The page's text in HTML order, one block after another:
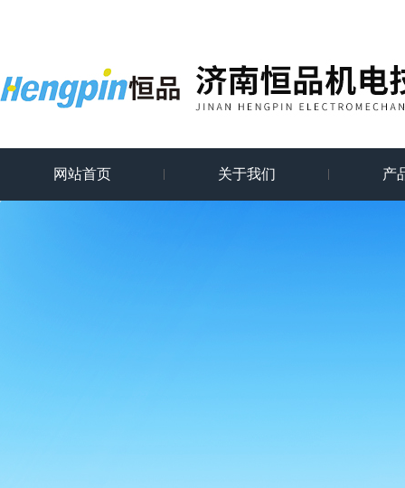
网站首页 关于我们 产